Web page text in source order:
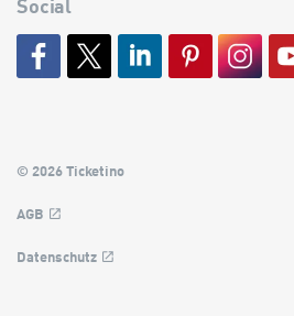
Social
© 2026 Ticketino
AGB
Datenschutz